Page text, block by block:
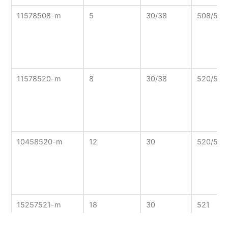
11578508-m 5 30/38 508/585
11578520-m 8 30/38 520/560
10458520-m 12 30 520/560
15257521-m 18 30 521